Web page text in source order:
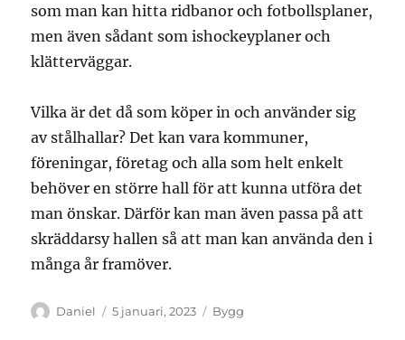
som man kan hitta ridbanor och fotbollsplaner,
men även sådant som ishockeyplaner och
klätterväggar.
Vilka är det då som köper in och använder sig
av stålhallar? Det kan vara kommuner,
föreningar, företag och alla som helt enkelt
behöver en större hall för att kunna utföra det
man önskar. Därför kan man även passa på att
skräddarsy hallen så att man kan använda den i
många år framöver.
Författare
Daniel
Publicerat
5 januari, 2023 Kategorier
Bygg